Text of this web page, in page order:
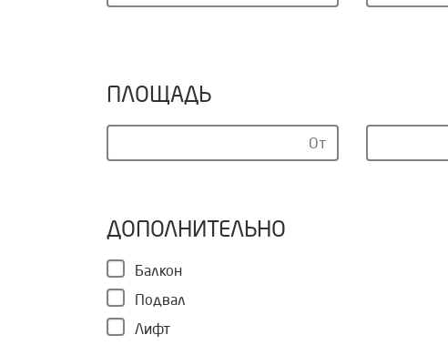
ПЛОЩАДЬ
ДОПОЛНИТЕЛЬНО
Балкон
Подвал
Лифт